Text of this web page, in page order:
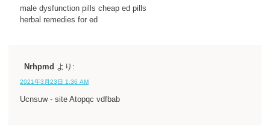
male dysfunction pills cheap ed pills
herbal remedies for ed
Nrhpmd より:
2021年3月23日 1:36 AM
Ucnsuw - site Atopqc vdfbab